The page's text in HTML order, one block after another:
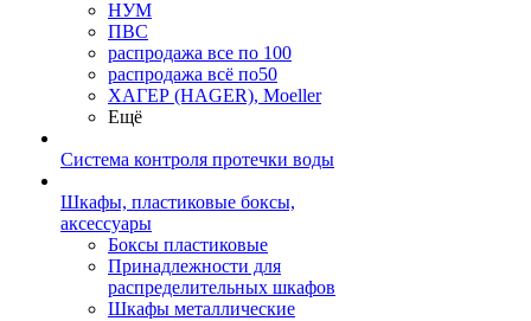
НУМ
ПВС
распродажа все по 100
распродажа всё по50
ХАГЕР (HAGER), Moeller
Ещё
Система контроля протечки воды
Шкафы, пластиковые боксы,
аксессуары
Боксы пластиковые
Принадлежности для
распределительных шкафов
Шкафы металлические